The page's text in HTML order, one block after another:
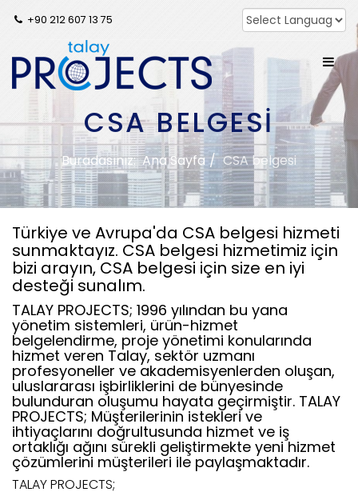
+90 212 607 13 75
CSA BELGESI
Buradasınız:Ana Sayfa CSA belgesi
Türkiye ve Avrupa'da CSA belgesi hizmeti
sunmaktayız. CSA belgesi hizmetimiz için
bizi arayın, CSA belgesi için size en iyi
desteği sunalım.
TALAY PROJECTS; 1996 yılından bu yana
yönetim sistemleri, ürün-hizmet
belgelendirme, proje yönetimi konularında
hizmet veren Talay, sektör uzmanı
profesyoneller ve akademisyenlerden oluşan,
uluslararası işbirliklerini de bünyesinde
bulunduran oluşumu hayata geçirmiştir. TALAY
PROJECTS; Müşterilerinin istekleri ve
ihtiyaçlarını doğrultusunda hizmet ve iş
ortaklığı ağını sürekli geliştirmekte yeni hizmet
çözümlerini müşterileri ile paylaşmaktadır.
TALAY PROJECTS;